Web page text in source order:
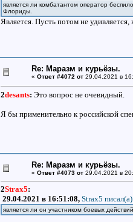
является ли комбатантом оператор
Флориды.
Является. Пусть потом не
Re: Маразм и курьёзы.
« Ответ #4072 от29.04.2021 в
2desants: Это вопрос не очевидный.
Я бы применительно к российской
Re: Маразм и курьёзы.
« Ответ #4073 от29.04.2021 в
2Strax5:
29.04.2021 в 16:51:08, Strax5 писал(a)
является ли он участником боевых